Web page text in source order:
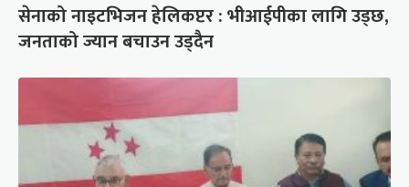
सेनाको नाइटभिजन हेलिकप्टर : भीआईपीका लागि उड्छ,
जनताको ज्यान बचाउन उड्दैन